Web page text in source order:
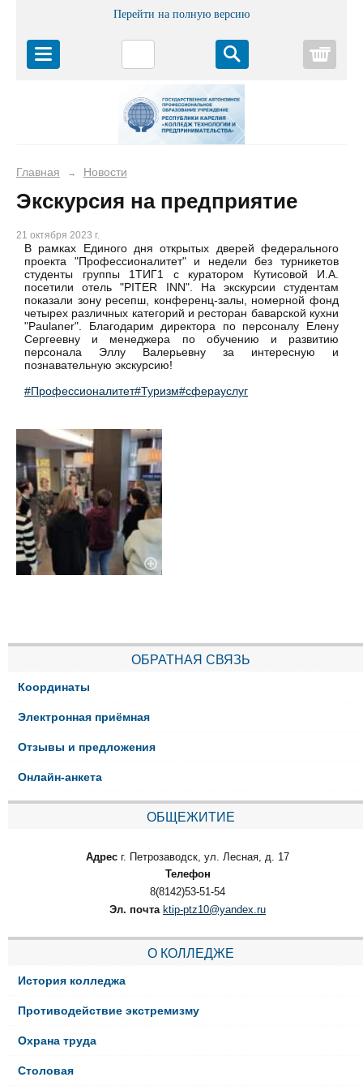
Перейти на полную версию
Главная → Новости
Экскурсия на предприятие
21 октября 2023 г.
В рамках Единого дня открытых дверей федерального
проекта "Профессионалитет" и недели без турникетов
студенты группы 1ТИГ1 с куратором Кутисовой И.А.
посетили отель "PITER INN". На экскурсии студентам
показали зону ресепш, конференц-залы, номерной фонд
четырех различных категорий и ресторан баварской кухни
"Paulaner". Благодарим директора по персоналу Елену
Сергеевну и менеджера по обучению и развитию
персонала Эллу Валерьевну за интересную и
познавательную экскурсию!
#Профессионалитет#Туризм#сферауслуг
ОБРАТНАЯ СВЯЗЬ
Координаты
Электронная приёмная
Отзывы и предложения
Онлайн-анкета
ОБЩЕЖИТИЕ
Адрес г. Петрозаводск, ул. Лесная, д. 17
Телефон
8(8142)53-51-54
Эл. почта ktip-ptz10@yandex.ru
О КОЛЛЕДЖЕ
История колледжа
Противодействие экстремизму
Охрана труда
Столовая